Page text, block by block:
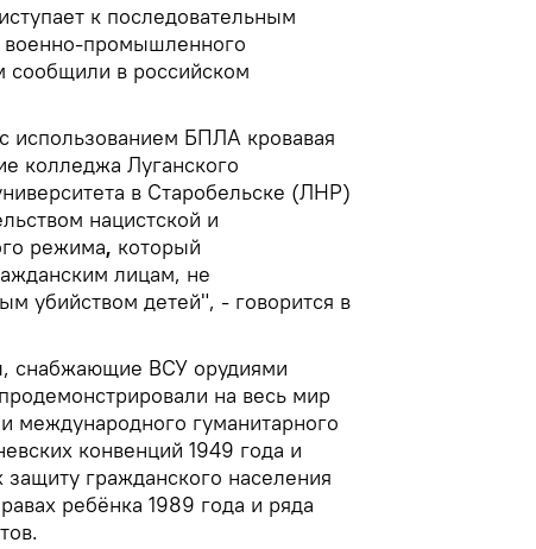
к последовательным
промышленного
сообщили в российском
использованием БПЛА кровавая
колледжа Луганского
в Старобельске (ЛHP)
нацистской и
режима, который
лицам, не
убийством детей", - говорится в
снабжающие ВСУ орудиями
на весь мир
международного гуманитарного
конвенций 1949 года и
гражданского населения
ребёнка 1989 года и ряда